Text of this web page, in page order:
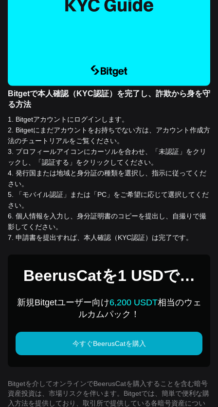
Bitgetで本人確認（KYC認証）を完了し、詐欺から身を守
る方法
1
Bitgetアカウントにログインします。
2
Bitgetにまだアカウントをお持ちでない方は、アカウント作成方
法のチュートリアルをご覧ください。
3
プロフィールアイコンにカーソルを合わせ、「未認証」をクリ
ックし、「認証する」をクリックしてください。
4 発行国または地域と身分証の種類を選択し、指示に従ってくだ
さい。
5
「モバイル認証」または「PC」をご希望に応じて選択してくだ
さい。
6 個人情報を入力し、身分証明書のコピーを提出し、自撮りで撮
影してください。
7 申請書を提出すれば、本人確認（KYC認証）は完了です。
BeerusCatを1 USDで購
新規Bitgetユーザー向け6,200 USDT相当のウェ
ルカムパック！
今すぐBeerusCatを購入
Bitgetを介してオンラインでBeerusCatを購入することを含む暗号
資産投資は、市場リスクを伴います。Bitgetでは、簡単で便利な購
入方法を提供しており、取引所で提供している各暗号資産につい